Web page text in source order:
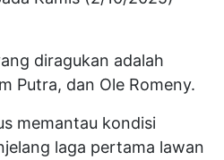
diragukan adalah
Putra, dan Ole Romeny.
memantau kondisi
laga pertama lawan